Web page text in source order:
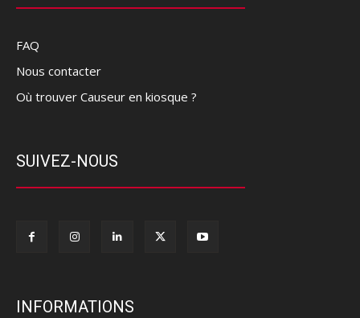
FAQ
Nous contacter
Où trouver Causeur en kiosque ?
SUIVEZ-NOUS
INFORMATIONS